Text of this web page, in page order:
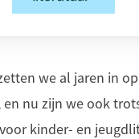
we al jaren in op
nu zijn we ook
kinder- en